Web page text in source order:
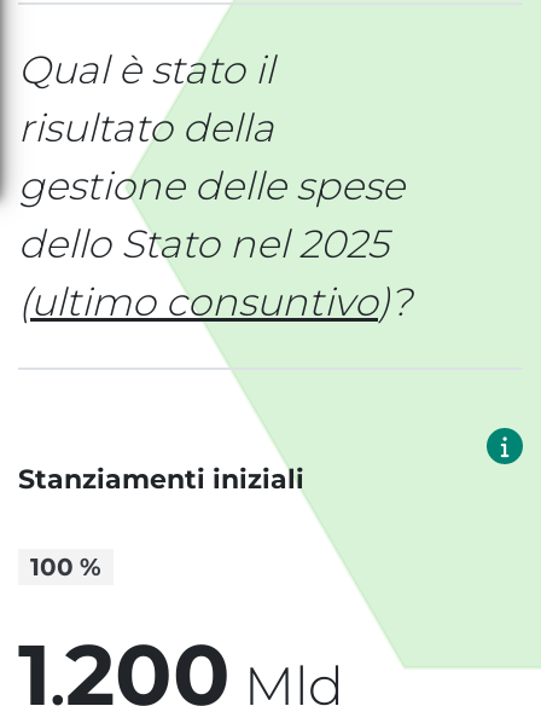
Qual è stato il
risultato della
gestione delle spese
dello Stato nel 2025
(ultimo consuntivo)?
Stanziamenti iniziali
100 %
1.200 Mld